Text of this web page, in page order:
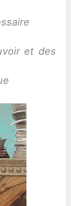
et des